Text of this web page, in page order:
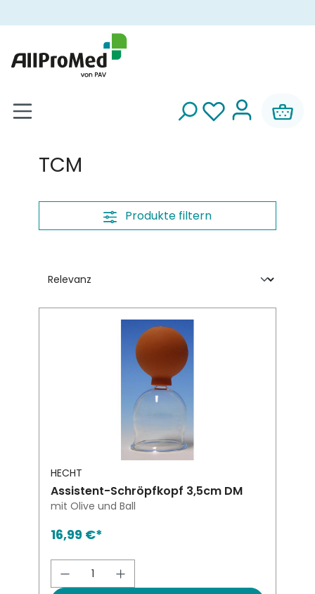
TCM
Produkte filtern
HECHT
Assistent-Schröpfkopf 3,5cm DM
mit Olive und Ball
16,99 €*
Produkt Anzahl: Gib den